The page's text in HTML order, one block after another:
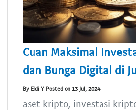
Cuan Maksimal
dan Bunga Digital di
By Eldi Y Posted on 13 Jul, 2024
aset kripto, investasi